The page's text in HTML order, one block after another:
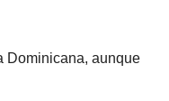
Dominicana, aunque